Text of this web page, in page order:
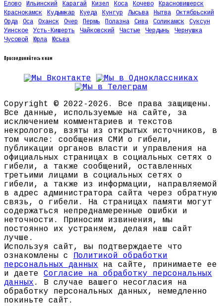
Елово
Ильинский Карагай Кизел Коса Кочево
Красновишерск
Краснокамск
Кудымкар Куеда Кунгур Лысьва Нытва
Октябрьский
Орда
Оса Оханск Очер Пермь Полазна Сива Соликамск
Суксун
Уинское
Усть-Кишерть Чайковский Частые Чердынь
Чернушка
Чусовой
Юрла Юсьва
Присоединяйтесь к нам
Copyright © 2022-2026. Все права защищены.
Все данные, используемые на сайте, за
исключением комментариев и текстов
некрологов, взяты из открытых источников, в
том числе: сообщения СМИ о гибели,
публикации органов власти и управления на
официальных страницах в социальных сетях о
гибели, а также сообщений, оставленных
третьими лицами в социальных сетях о
гибели, а также из информации, направляемой
в адрес администратора сайта через обратную
связь, о гибели. На страницах памяти могут
содержаться непреднамеренные ошибки и
неточности. Приносим извинения, мы
постоянно их устраняем, делая наш сайт
лучше.
Используя сайт, вы подтверждаете что
ознакомлены с Политикой обработки
персональных данных на сайте, принимаете ее
и даете Согласие на обработку персональных
данных . В случае вашего несогласия на
обработку персональных данных, немедленно
покиньте сайт.